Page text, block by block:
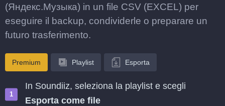
(Яндекс.Музыка) in un file CSV (EXCEL) per
eseguire il backup, condividerle o preparare un
futuro trasferimento.
Premium Playlist Esporta
In Soundiiz, seleziona la playlist e scegli
Esporta come file